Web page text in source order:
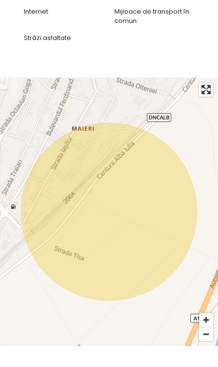
Internet
Mijloace de transport în
comun
Străzi asfaltate